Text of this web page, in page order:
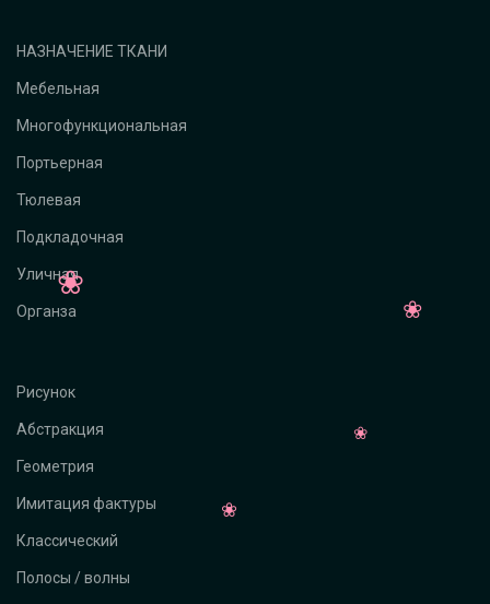
НАЗНАЧЕНИЕ ТКАНИ
Мебельная
Многофункциональная
Портьерная
Тюлевая
Подкладочная
Уличная
Органза
Рисунок
Абстракция
Геометрия
Имитация фактуры
Классический
Полосы / волны